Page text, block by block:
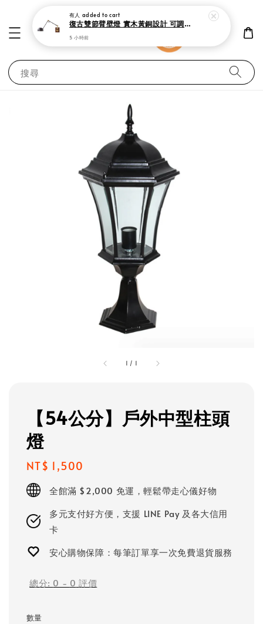
搜尋
1 / 1
【54公分】戶外中型柱頭
燈
Regular
price
NT$ 1,500
全館滿 $2,000 免運，輕鬆帶走心儀好物
多元支付好方便，支援 LINE Pay 及各大信用
卡
安心購物保障：每筆訂單享一次免費退貨服務
總分: 0 - 0 評價
數量
有人 added to cart
復古雙節臂壁燈 實木黃銅設計 可調式工作閱讀燈
5 小時前